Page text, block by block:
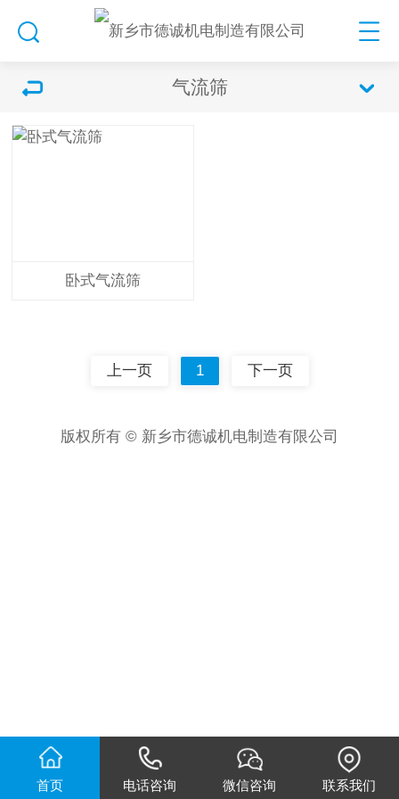
气流筛
卧式气流筛
上一页 1 下一页
版权所有 © 新乡市德诚机电制造有限公司
首页 电话咨询 微信咨询 联系我们